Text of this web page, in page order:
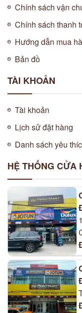
Chính sách vận
Chính sách thanh
Hướng dẫn mua
Bản đồ
TÀI KHOẢN
Tài khoản
Lịch sử đặt hàng
Danh sách yêu
HỆ THỐNG CỬA